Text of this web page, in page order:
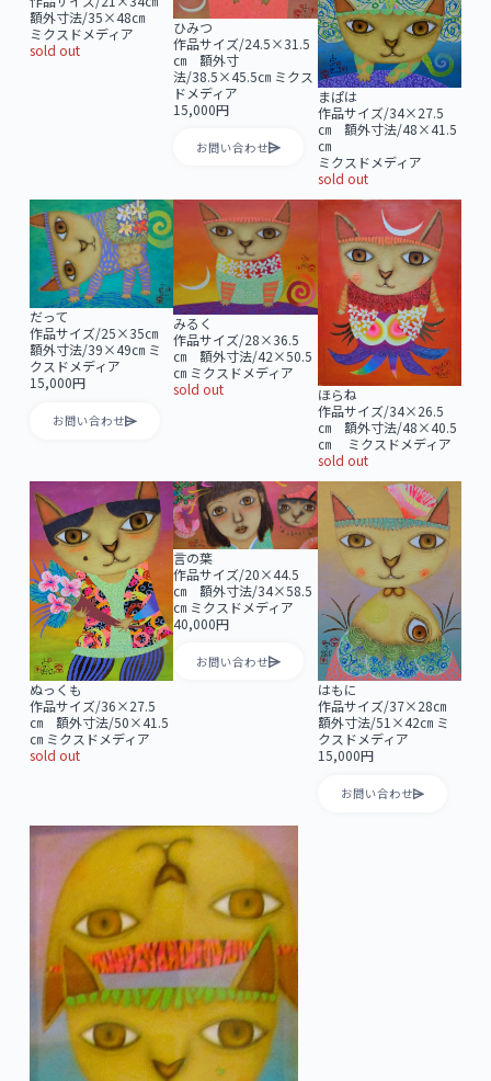
額外寸法/35×48㎝
ミクスドメディア
sold out
ひみつ
作品サイズ/24.5×31.5
㎝ 額外寸
法/38.5×45.5㎝ ミクス
ドメディア
15,000円
お問い合わせ
まぱは
作品サイズ/34×27.5
㎝ 額外寸法/48×41.5
㎝
ミクスドメディア
sold out
だって
作品サイズ/25×35㎝
額外寸法/39×49㎝ ミ
クスドメディア
15,000円
お問い合わせ
みるく
作品サイズ/28×36.5
㎝ 額外寸法/42×50.5
㎝ ミクスドメディア
sold out
ほらね
作品サイズ/34×26.5
㎝ 額外寸法/48×40.5
㎝ ミクスドメディア
sold out
ぬっくも
作品サイズ/36×27.5
㎝ 額外寸法/50×41.5
㎝ ミクスドメディア
sold out
言の葉
作品サイズ/20×44.5
㎝ 額外寸法/34×58.5
㎝ ミクスドメディア
40,000円
お問い合わせ
はもに
作品サイズ/37×28㎝
額外寸法/51×42㎝ ミ
クスドメディア
15,000円
お問い合わせ